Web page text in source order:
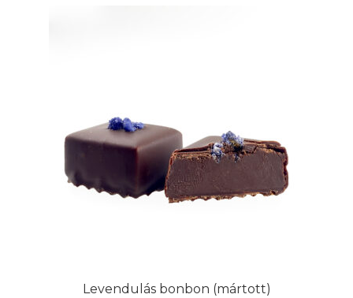
Levendulás bonbon (mártott)